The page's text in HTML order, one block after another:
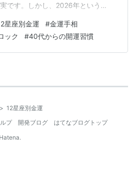
です。しかし、2026年という
といった守りの金運術は、もはや
す。 2026年後半の金運のテーマ
」**です。 あなたが自分の才能を
時、お金は「対価」ではなく「共
へ流れ込ん…
星座別金運 #金運手相
ック #40代からの開運習慣
> 12星座別金運
プ 開発ブログ
はてなブログトップ
Hatena.